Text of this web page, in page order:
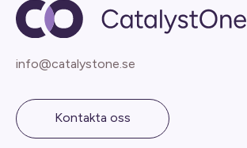
info@catalystone.se
Kontakta oss